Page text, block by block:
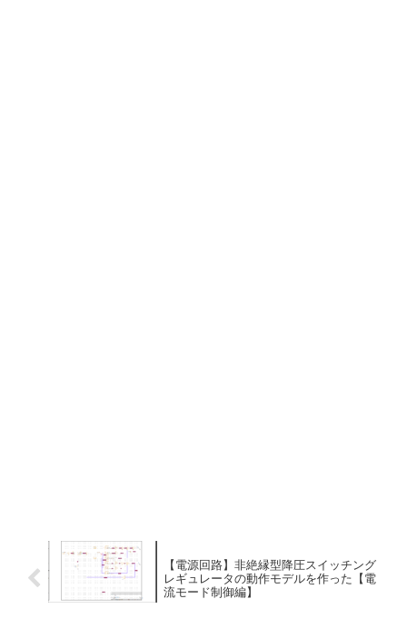
【電源回路】非絶縁型降圧スイッチング
レギュレータの動作モデルを作った【電
流モード制御編】